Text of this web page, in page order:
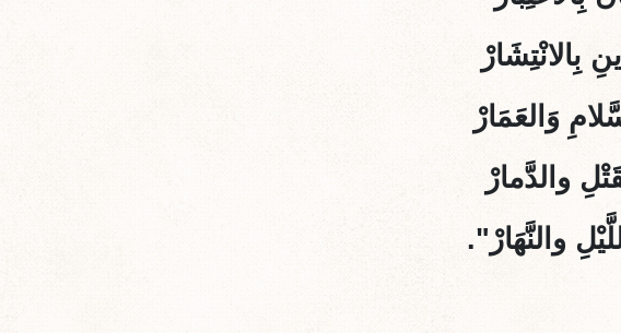
بِالانْتِشَارْ
وَالعَمَارْ
والدَّمارْ
والنَّهَارْ".